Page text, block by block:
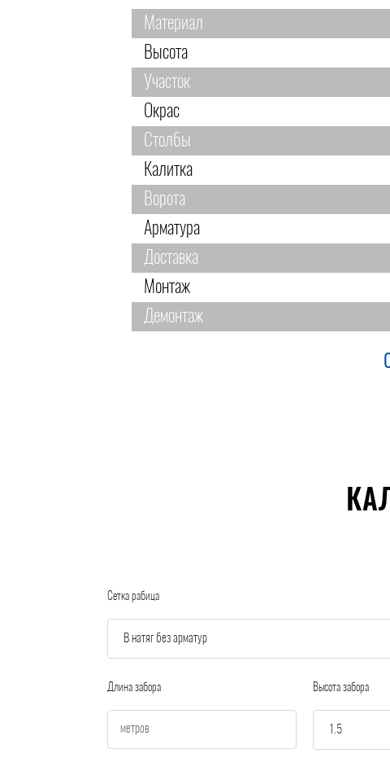
Материал
Высота
Участок
Окрас
Столбы
Калитка
Ворота
Арматура
Доставка
Монтаж
Демонтаж
Сетка рабица
Длина забора Высота забора